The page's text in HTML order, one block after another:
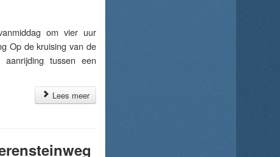
om vier uur
Op de kruising van de
tussen een
Lees meer